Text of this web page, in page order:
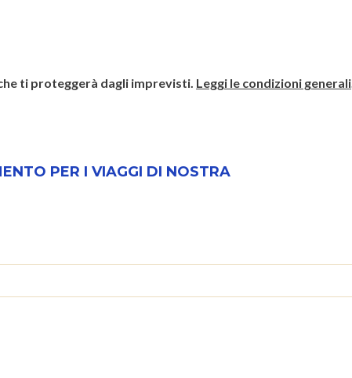
ti proteggerà dagli imprevisti. Leggi le condizioni generali
PER I VIAGGI DI NOSTRA